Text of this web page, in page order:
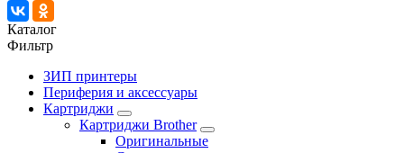
Каталог
Фильтр
ЗИП принтеры
Периферия и аксессуары
Картриджи
Картриджи Brother
Оригинальные